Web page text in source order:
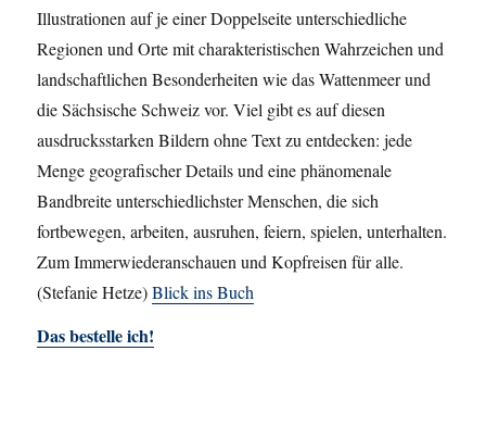
Illustrationen auf je einer Doppelseite unterschiedliche
Regionen und Orte mit charakteristischen Wahrzeichen und
landschaftlichen Besonderheiten wie das Wattenmeer und
die Sächsische Schweiz vor. Viel gibt es auf diesen
ausdrucksstarken Bildern ohne Text zu entdecken: jede
Menge geografischer Details und eine phänomenale
Bandbreite unterschiedlichster Menschen, die sich
fortbewegen, arbeiten, ausruhen, feiern, spielen, unterhalten.
Zum Immerwiederanschauen und Kopfreisen für alle.
(Stefanie Hetze)Blick ins Buch
Das bestelle ich!